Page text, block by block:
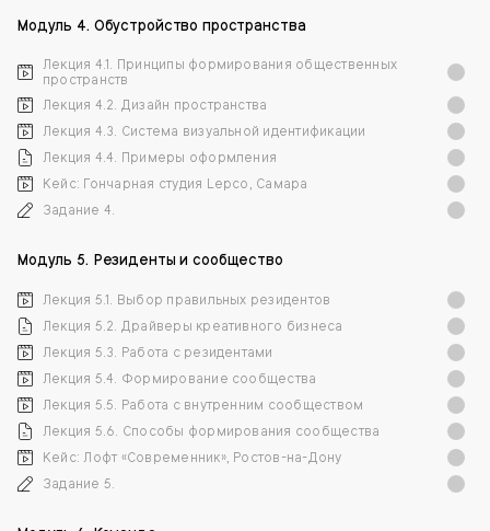
Модуль 4. Обустройство пространства
Лекция 4.1. Принципы формирования общественных
пространств
Лекция 4.2. Дизайн пространства
Лекция 4.3. Система визуальной идентификации
Лекция 4.4. Примеры оформления
Кейс: Гончарная студия Lepco, Самара
Задание 4.
Модуль 5. Резиденты и сообщество
Лекция 5.1. Выбор правильных резидентов
Лекция 5.2. Драйверы креативного бизнеса
Лекция 5.3. Работа с резидентами
Лекция 5.4. Формирование сообщества
Лекция 5.5. Работа с внутренним сообществом
Лекция 5.6. Способы формирования сообщества
Кейс: Лофт «Современник», Ростов-на-Дону
Задание 5.